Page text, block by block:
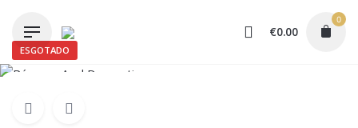
content
€0.00
0
ESGOTADO